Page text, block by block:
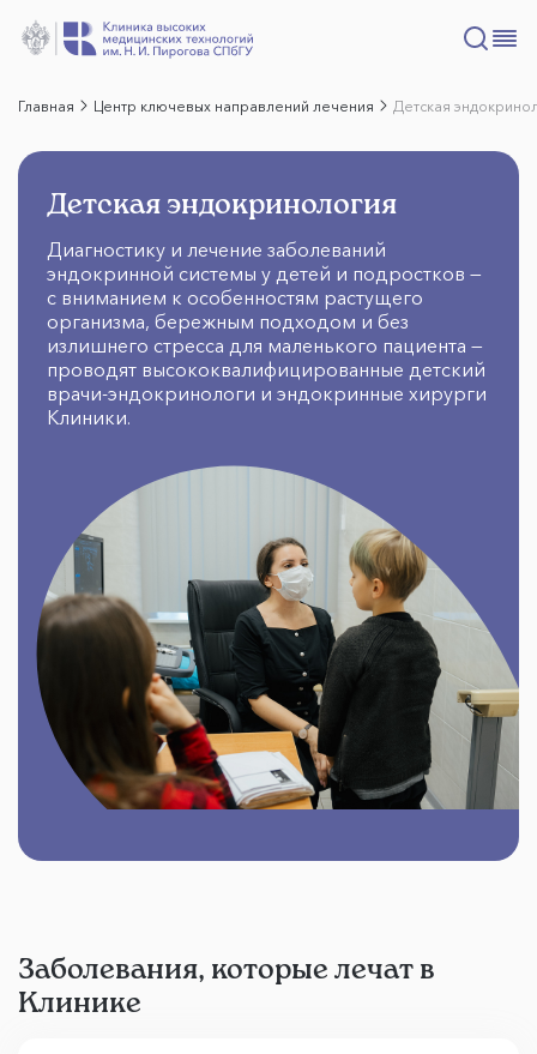
Главная Центр ключевых направлений лечения Детская
Детская эндокринология
Диагностику и лечение заболеваний
эндокринной системы у детей и подростков —
с вниманием к особенностям растущего
организма, бережным подходом и без
излишнего стресса для маленького пациента —
проводят высококвалифицированные детский
врачи-эндокринологи и эндокринные хирурги
Клиники.
Заболевания, которые лечат в
Клинике